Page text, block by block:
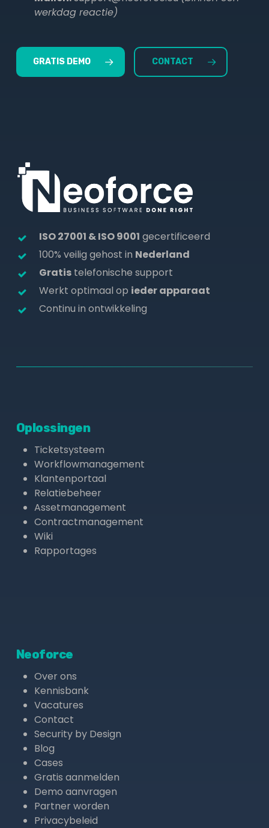
werkdag reactie)
GRATIS DEMO CONTACT
ISO 27001 & ISO 9001 gecertificeerd
100% veilig gehost in Nederland
Gratistelefonische support
Werkt optimaal op ieder apparaat
Continu in ontwikkeling
Oplossingen
Ticketsysteem
Workflowmanagement
Klantenportaal
Relatiebeheer
Assetmanagement
Contractmanagement
Wiki
Rapportages
Neoforce
Over ons
Kennisbank
Vacatures
Contact
Security by Design
Blog
Cases
Gratis aanmelden
Demo aanvragen
Partner worden
Privacybeleid